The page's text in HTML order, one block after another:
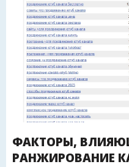
ФАКТОРЫ,
РАНЖИРОВАНИЕ